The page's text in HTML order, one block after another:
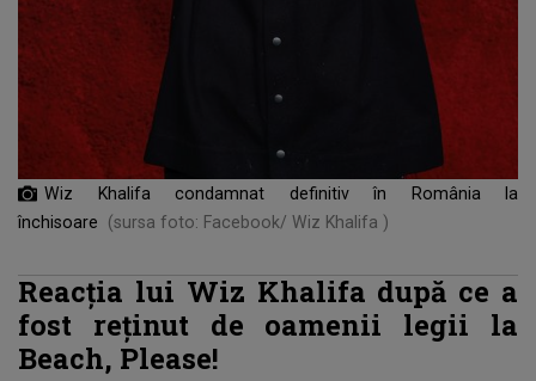
Wiz Khalifa condamnat definitiv în România la
închisoare
(sursa foto: Facebook/ Wiz Khalifa )
Reacţia lui Wiz Khalifa după ce a
fost reținut de oamenii legii la
Beach, Please!